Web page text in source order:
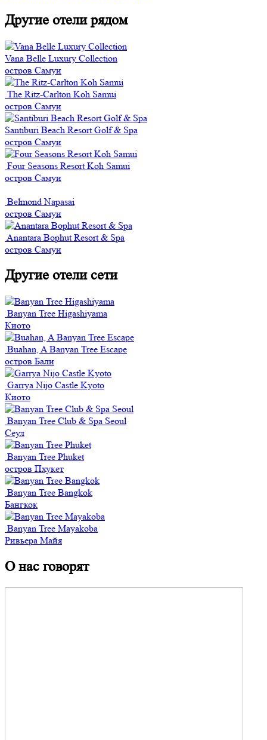
Другие отели рядом
Vana Belle Luxury Collection
остров Самуи
The Ritz-Carlton Koh Samui
остров Самуи
Santiburi Beach Resort Golf & Spa
остров Самуи
Four Seasons Resort Koh Samui
остров Самуи
Belmond Napasai
остров Самуи
Anantara Bophut Resort & Spa
остров Самуи
Другие отели сети
Banyan Tree Higashiyama
Киото
Buahan, A Banyan Tree Escape
остров Бали
Garrya Nijo Castle Kyoto
Киото
Banyan Tree Club & Spa Seoul
Сеул
Banyan Tree Phuket
остров Пхукет
Banyan Tree Bangkok
Бангкок
Banyan Tree Mayakoba
Ривьера Майя
О нас говорят